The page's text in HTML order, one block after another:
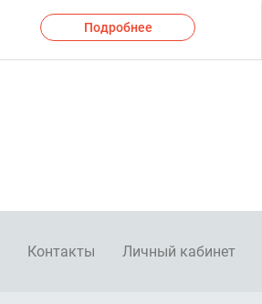
Подробнее
Контакты Личный кабинет